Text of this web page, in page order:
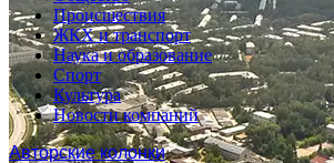
Происшествия
ЖКХ и транспорт
Наука и образование
Спорт
Культура
Новости компаний
Авторские колонки